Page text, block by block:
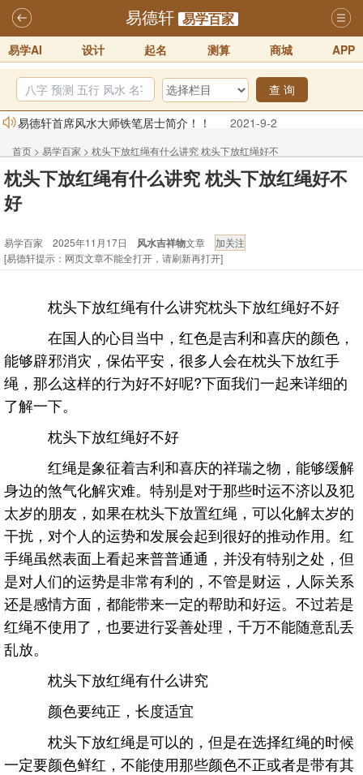
易德轩 易学百家
易学AI 设计 起名 测算 商城 APP
查 询
易德轩首席风水大师铁笔居士简介！！
2021-9-2
易德轩通告：本网站易德轩商标及LOGO注册声明
易德轩易学ai，ai批八字紫微命理相学，ai智能体客服系统开通，欢迎
体验！！
2025-07-01
2026年化太岁锦囊属马、鼠、牛、龙、兔、狗、鸡生肖化太岁开始预
2026丙午年铁笔居士精批年运说明
2025-10-12
首页 > 易学百家 > 枕头下放红绳有什么讲究 枕头下放红绳好不
好
枕头下放红绳有什么讲究 枕头下放红绳好不
好
易学百家 2025年11月17日 风水吉祥物文章
[易德轩提示：网页文章不能全打开，请刷新再打开]
枕头下放红绳有什么讲究枕头下放红绳好不好
在国人的心目当中，红色是吉利和喜庆的颜色，
能够辟邪消灾，保佑平安，很多人会在枕头下放红手
绳，那么这样的行为好不好呢?下面我们一起来详细的
了解一下。
枕头下放红绳好不好
红绳是象征着吉利和喜庆的祥瑞之物，能够缓解
身边的煞气化解灾难。特别是对于那些时运不济以及犯
太岁的朋友，如果在枕头下放置红绳，可以化解太岁的
干扰，对个人的运势和发展会起到很好的推动作用。红
手绳虽然表面上看起来普普通通，并没有特别之处，但
是对人们的运势是非常有利的，不管是财运，人际关系
还是感情方面，都能带来一定的帮助和好运。不过若是
红绳不使用了，也要进行妥善处理，千万不能随意乱丢
乱放。
枕头下放红绳有什么讲究
颜色要纯正，长度适宜
枕头下放红绳是可以的，但是在选择红绳的时候
一定要颜色鲜红，不能使用那些颜色不正或者是带有其